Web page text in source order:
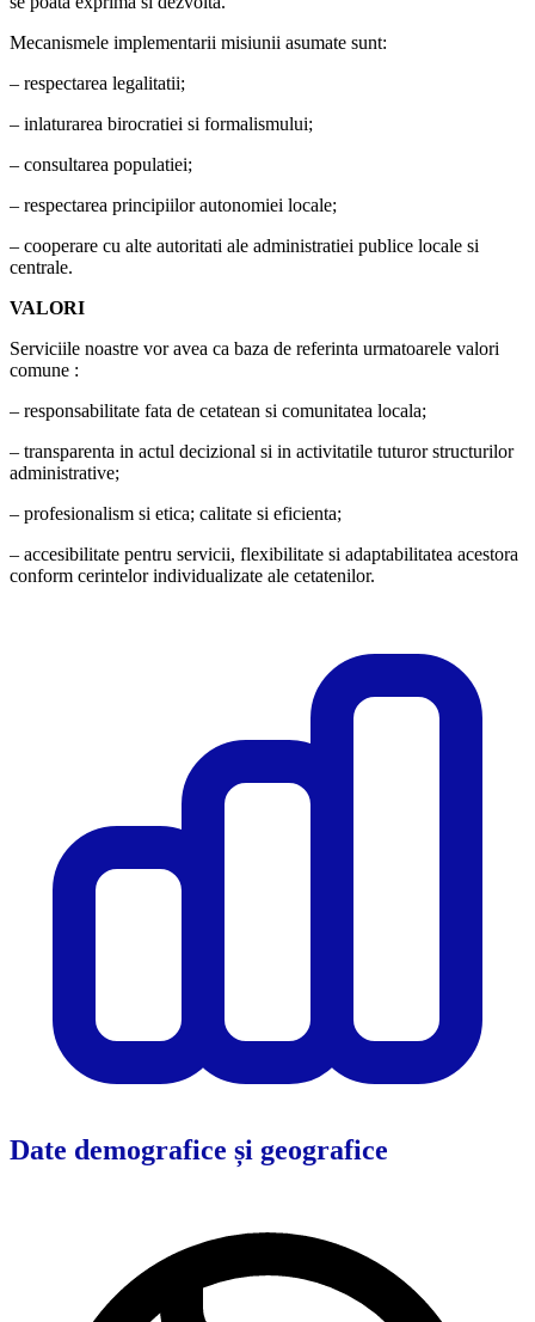
Mecanismele implementarii misiunii asumate sunt:
– respectarea legalitatii;
– inlaturarea birocratiei si formalismului;
– consultarea populatiei;
– respectarea principiilor autonomiei locale;
– cooperare cu alte autoritati ale administratiei publice locale si
centrale.
VALORI
Serviciile noastre vor avea ca baza de referinta urmatoarele valori
comune :
– responsabilitate fata de cetatean si comunitatea locala;
– transparenta in actul decizional si in activitatile tuturor structurilor
administrative;
– profesionalism si etica; calitate si eficienta;
– accesibilitate pentru servicii, flexibilitate si adaptabilitatea acestora
conform cerintelor individualizate ale cetatenilor.
Date demografice și geografice